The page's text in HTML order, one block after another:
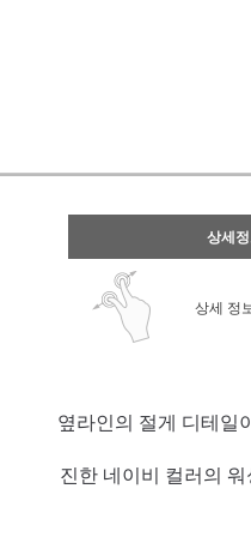
상세
상세 정
옆라인의 절게 디테일
진한 네이비 컬러의